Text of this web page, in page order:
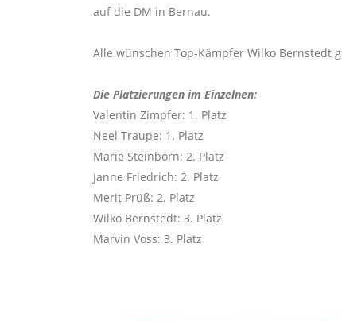
auf die DM in Bernau.
Alle wünschen Top-Kämpfer Wilko Bernstedt
Die Platzierungen im Einzelnen:
Valentin Zimpfer: 1. Platz
Neel Traupe: 1. Platz
Marie Steinborn: 2. Platz
Janne Friedrich: 2. Platz
Merit Prüß: 2. Platz
Wilko Bernstedt: 3. Platz
Marvin Voss: 3. Platz